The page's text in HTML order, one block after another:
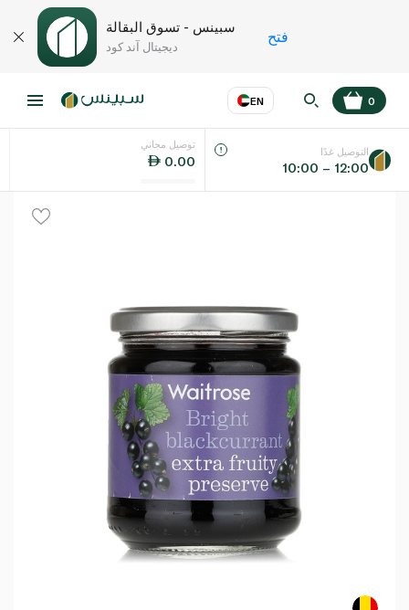
سبينس - تسوق البقالة
ديجيتال آند كود
فتح
EN
اللغة عر
0
توصيل مجاني
0.00
التوصيل غدًا
10:00 – 12:00